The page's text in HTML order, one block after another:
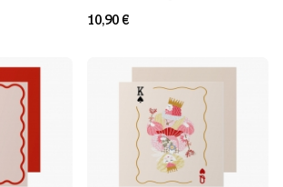
10,90 €